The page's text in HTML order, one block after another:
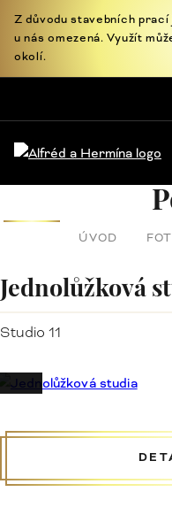
Z důvodu stavebních
u nás omezená. Využít
okolí.
ÚVOD
Jednolůžková
Studio 11